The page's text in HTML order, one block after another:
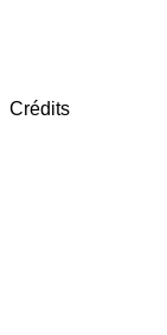
Crédits